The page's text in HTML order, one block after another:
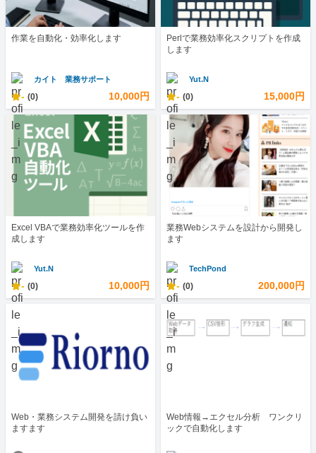
作業を自動化・効率化します
カイト 業務サポート
- (0) 10,000円
Perlで業務効率化スクリプトを作成
します
Yut.N
- (0) 15,000円
Excel VBAで業務効率化ツールを作
成します
Yut.N
- (0) 10,000円
業務Webシステムを設計から開発し
ます
TechPond
- (0) 200,000円
Web・業務システム開発を請け負い
ますます
Web情報→エクセル分析 ワンクリ
ックで自動化します